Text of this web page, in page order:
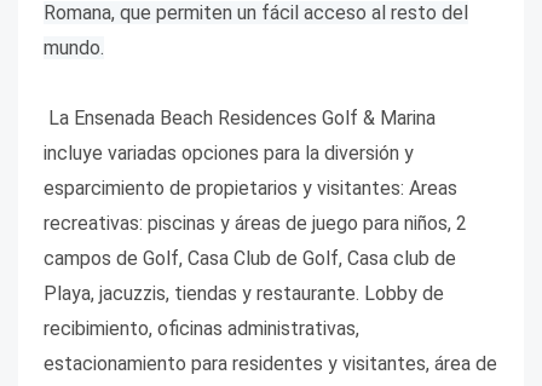
Romana, que permiten un fácil acceso al resto del
mundo.
La Ensenada Beach Residences Golf & Marina
incluye variadas opciones para la diversión y
esparcimiento de propietarios y visitantes: Areas
recreativas: piscinas y áreas de juego para niños, 2
campos de Golf, Casa Club de Golf, Casa club de
Playa, jacuzzis, tiendas y restaurante. Lobby de
recibimiento, oficinas administrativas,
estacionamiento para residentes y visitantes, área de